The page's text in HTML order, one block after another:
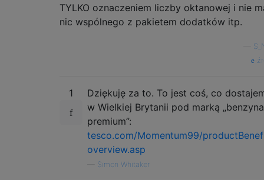
TYLKO oznaczeniem liczby oktanowej i nie
nic wspólnego z pakietem dodatków itp.
1
Dziękuję za to. To jest coś, co
w Wielkiej Brytanii pod marką „benzyna
premium”:
tesco.com/Momentum99/
overview.asp
Simon Whitaker